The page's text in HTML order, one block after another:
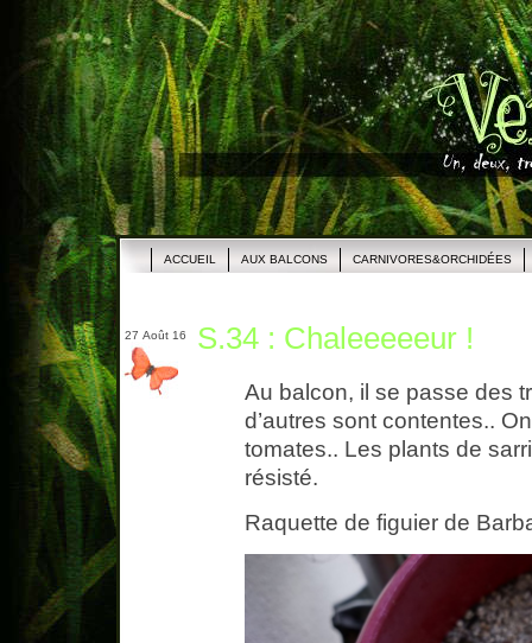
ACCUEIL AUX BALCONS CARNIVORES&ORCHIDÉES
27 Août 16 S.34 : Chaleeeeeur !
Au balcon, il se passe des
d’autres sont contentes..
tomates.. Les plants de
résisté.
Raquette de figuier de